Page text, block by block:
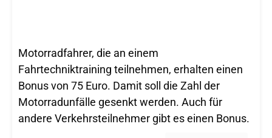
Motorradfahrer, die an einem
Fahrtechniktraining teilnehmen, erhalten einen
Bonus von 75 Euro. Damit soll die Zahl der
Motorradunfälle gesenkt werden. Auch für
andere Verkehrsteilnehmer gibt es einen Bonus.